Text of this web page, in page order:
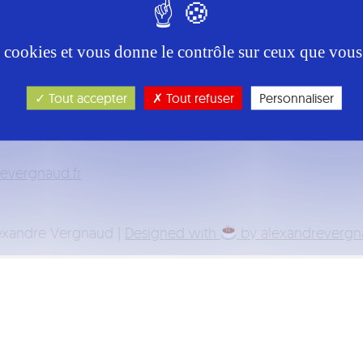
Vergnaud | Designed with by
et vous donne le contrôle sur ceux que
Tout accepter Tout refuser Personnaliser